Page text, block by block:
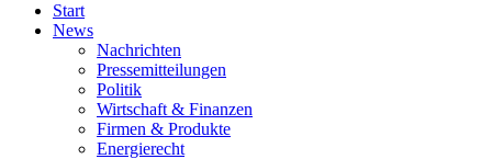
Start
News
Nachrichten
Pressemitteilungen
Politik
Wirtschaft & Finanzen
Firmen & Produkte
Energierecht